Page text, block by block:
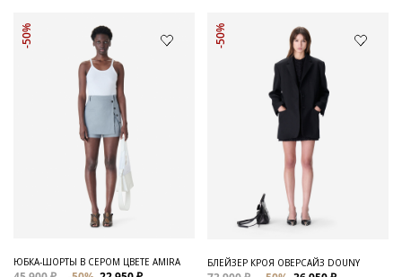
-50%
ЮБКА-ШОРТЫ В СЕРОМ ЦВЕТЕ AMIRA
-50%
БЛЕЙЗЕР КРОЯ ОВЕРСАЙЗ DOUNY